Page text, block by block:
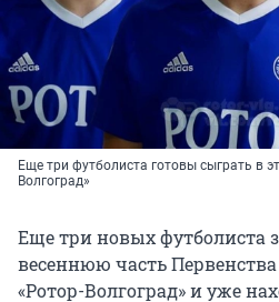
Еще три футболиста готовы сыграть в
Волгоград»
Еще три новых футболиста
весеннюю часть
«Ротор-Волгоград» и уже